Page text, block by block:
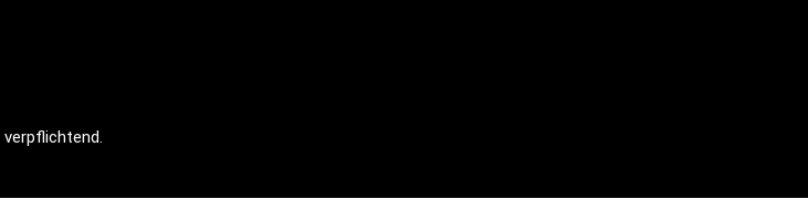
verpflichtend.